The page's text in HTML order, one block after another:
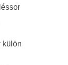
külön